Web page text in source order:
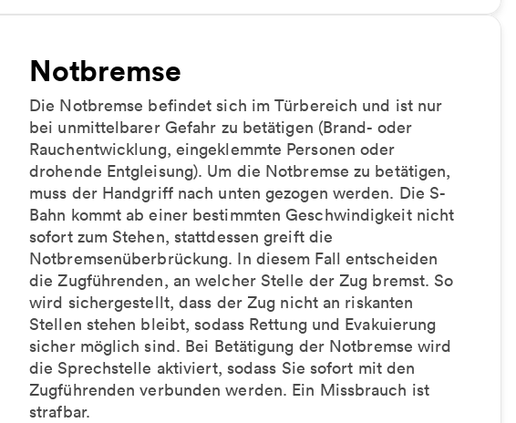
Notbremse
Die Notbremse befindet sich im Türbereich und ist nur
bei unmittelbarer Gefahr zu betätigen (Brand- oder
Rauchentwicklung, eingeklemmte Personen oder
drohende Entgleisung). Um die Notbremse zu betätigen,
muss der Handgriff nach unten gezogen werden. Die S-
Bahn kommt ab einer bestimmten Geschwindigkeit nicht
sofort zum Stehen, stattdessen greift die
Notbremsenüberbrückung. In diesem Fall entscheiden
die Zugführenden, an welcher Stelle der Zug bremst. So
wird sichergestellt, dass der Zug nicht an riskanten
Stellen stehen bleibt, sodass Rettung und Evakuierung
sicher möglich sind. Bei Betätigung der Notbremse wird
die Sprechstelle aktiviert, sodass Sie sofort mit den
Zugführenden verbunden werden. Ein Missbrauch ist
strafbar.